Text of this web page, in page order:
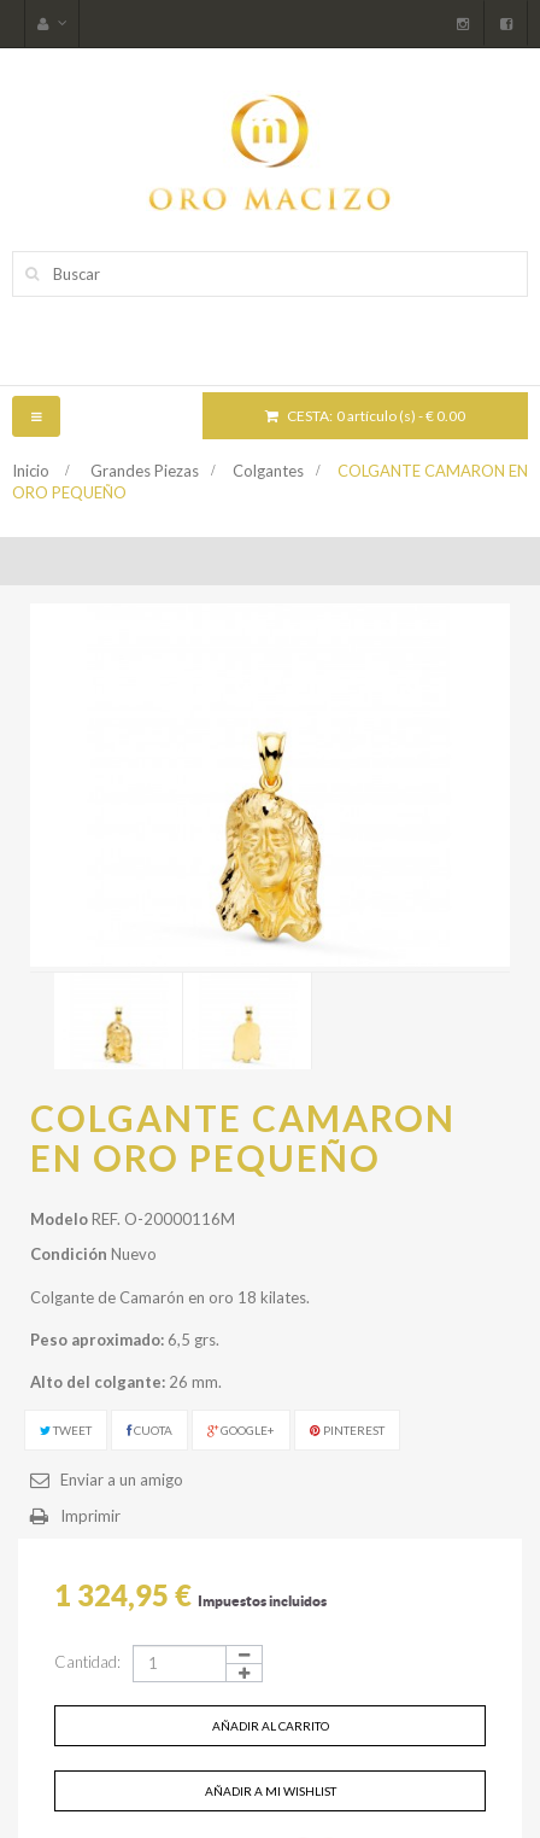
CESTA: 0 artículo (s) - € 0.00
NAVEGACIÓN
TOGGLE
Inicio > Grandes Piezas > Colgantes >
COLGANTE CAMARON EN
ORO PEQUEÑO
COLGANTE CAMARON
EN ORO PEQUEÑO
ModeloREF. O-20000116M
Condición Nuevo
Colgante de Camarón en oro 18 kilates.
Peso aproximado: 6,5 grs.
Alto del colgante: 26 mm.
TWEET CUOTA GOOGLE+ PINTEREST
Enviar a un amigo
Imprimir
1 324,95 € Impuestos incluidos
Cantidad:
AÑADIR AL CARRITO
AÑADIR A MI WISHLIST